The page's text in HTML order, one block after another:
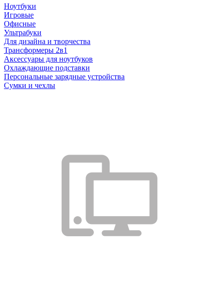
Ноутбуки
Игровые
Офисные
Ультрабуки
Для дизайна и творчества
Трансформеры 2в1
Аксессуары для ноутбуков
Охлаждающие подставки
Персональные зарядные устройства
Сумки и чехлы